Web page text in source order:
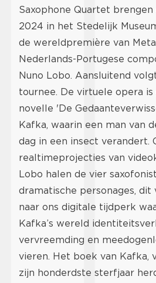
Saxophone Quartet brengen
2024 in het Stedelijk
de wereldpremière van
Nederlands-Portugese
Nuno Lobo. Aansluitend
tournee. De virtuele opera
novelle 'De
Kafka, waarin een man van
dag in een insect verandert.
realtimeprojecties van
Lobo halen de vier
dramatische personages, dit
naar ons digitale tijdperk
Kafka’s wereld
vervreemding en
vieren. Het boek van Kafka,
zijn honderdste sterfjaar